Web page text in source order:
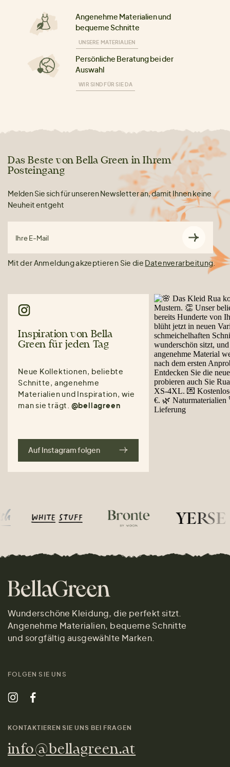
Angenehme Materialien und
bequeme Schnitte
UNSERE MATERIALIEN
Persönliche Beratung bei der
Auswahl
WIR SIND FÜR SIE DA
Das Beste von Bella Green in Ihrem
Posteingang
Melden Sie sich für unseren Newsletter an, damit Ihnen keine
Neuheit entgeht
Ihre E-Mail
Mit der Anmeldung akzeptieren Sie die Datenverarbeitung.
Inspiration von Bella
Green für jeden Tag
Neue Kollektionen, beliebte
Schnitte, angenehme
Materialien und Inspiration, wie
man sie trägt. @bellagreen
Auf Instagram folgen
Wunderschöne Kleidung, die perfekt sitzt.
Angenehme Materialien, bequeme Schnitte
und sorgfältig ausgewählte Marken.
FOLGEN SIE UNS
KONTAKTIEREN SIE UNS BEI FRAGEN
info@bellagreen.at